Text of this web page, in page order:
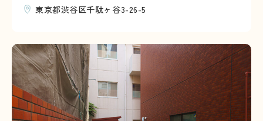
東京都渋谷区千駄ヶ谷3-26-5